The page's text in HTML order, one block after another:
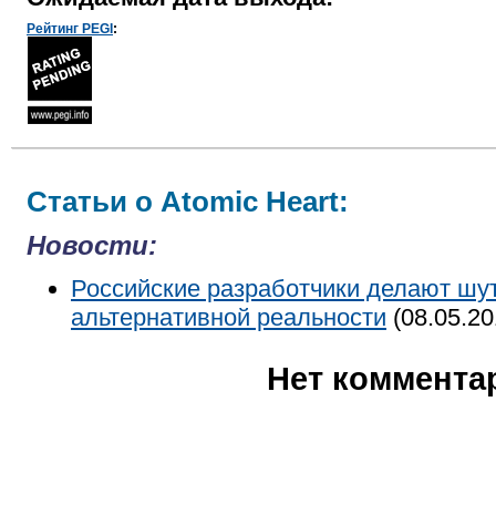
Рейтинг PEGI :
Статьи о Atomic Heart:
Новости:
Российские разработчики делают
альтернативной реальности
Нет